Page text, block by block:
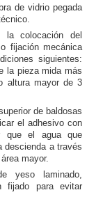
de vidrio pegada
la colocación del
fijación mecánica
siguientes:
la pieza mida más
altura mayor de 3
de baldosas
el adhesivo con
que el agua que
descienda a través
mayor.
yeso laminado,
fijado para evitar